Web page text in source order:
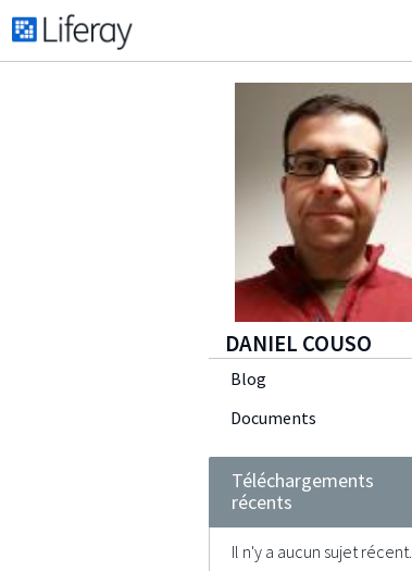
DANIEL COUSO
Blog
Documents
Téléchargements
récents
Il n'y a aucun sujet récent.